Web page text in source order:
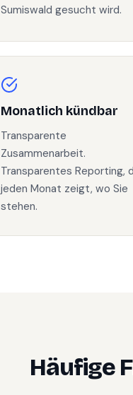
Sumiswald gesucht wird.
Monatlich kündbar
Transparente
Zusammenarbeit.
Transparentes Reporting,
jeden Monat zeigt, wo Sie
stehen.
Häufige